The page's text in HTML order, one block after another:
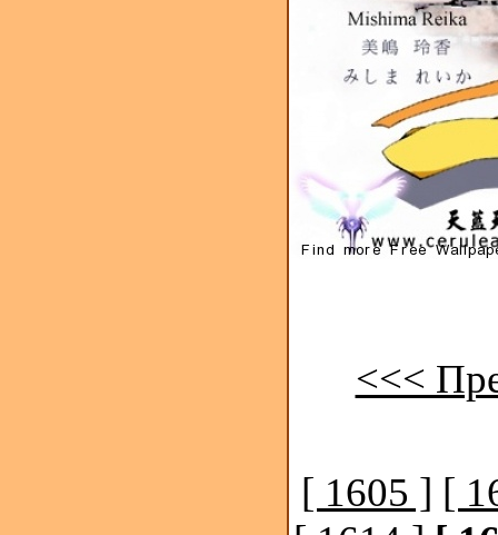
<<<
[ 1605 ] [